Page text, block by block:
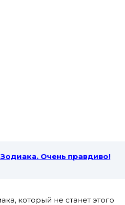
Очень правдиво!
который не станет этого